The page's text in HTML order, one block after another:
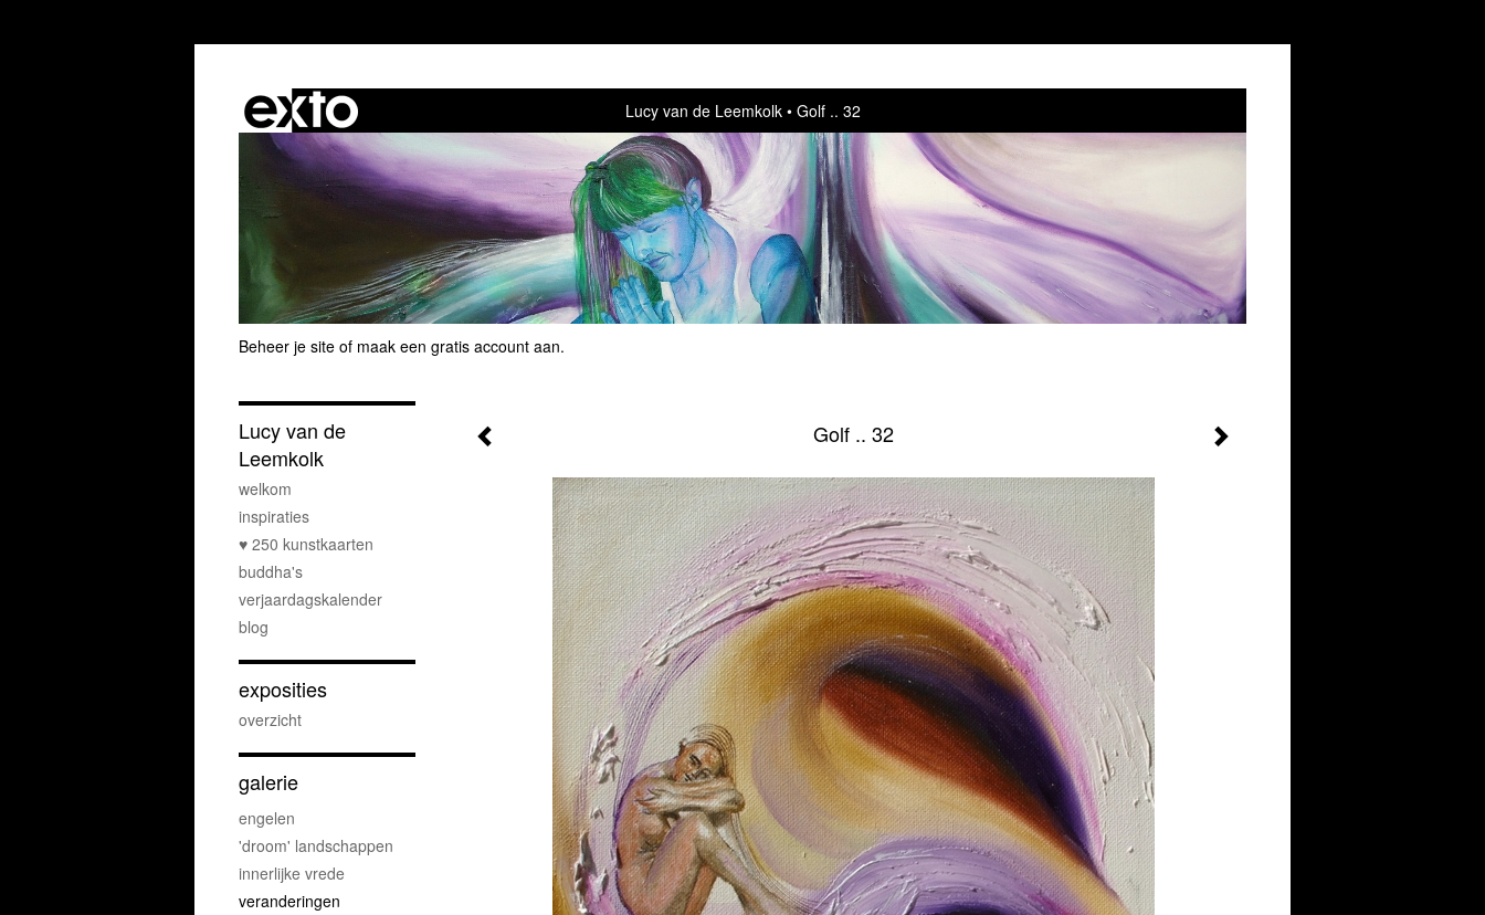
Lucy van de Leemkolk Golf .. 32
Beheer je site of maak een gratis account aan.
Golf .. 32
Lucy van de
Leemkolk
welkom
inspiraties
♥ 250 kunstkaarten
buddha's
verjaardagskalender
blog
exposities
overzicht
galerie
engelen
'droom' landschappen
innerlijke vrede
veranderingen